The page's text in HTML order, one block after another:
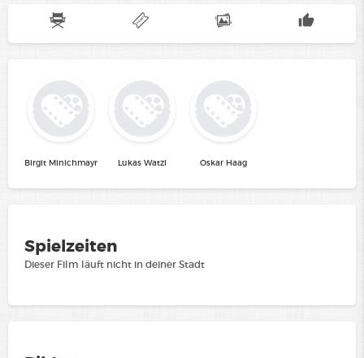
Birgit Minichmayr Lukas Watzl Oskar Haag
Spielzeiten
Dieser Film läuft nicht in deiner Stadt